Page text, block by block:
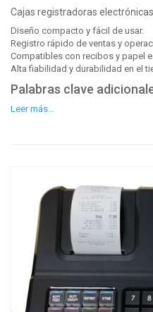
Cajas registradoras
Diseño compacto y fácil de usar.
Registro rápido de ventas y
Compatibles con recibos y papel
Alta fiabilidad y durabilidad en el
Palabras clave
Leer más...